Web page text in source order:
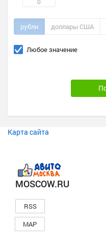
рубли доллары США
Любое значение
Карта сайта
MOSCOW.RU
RSS
MAP